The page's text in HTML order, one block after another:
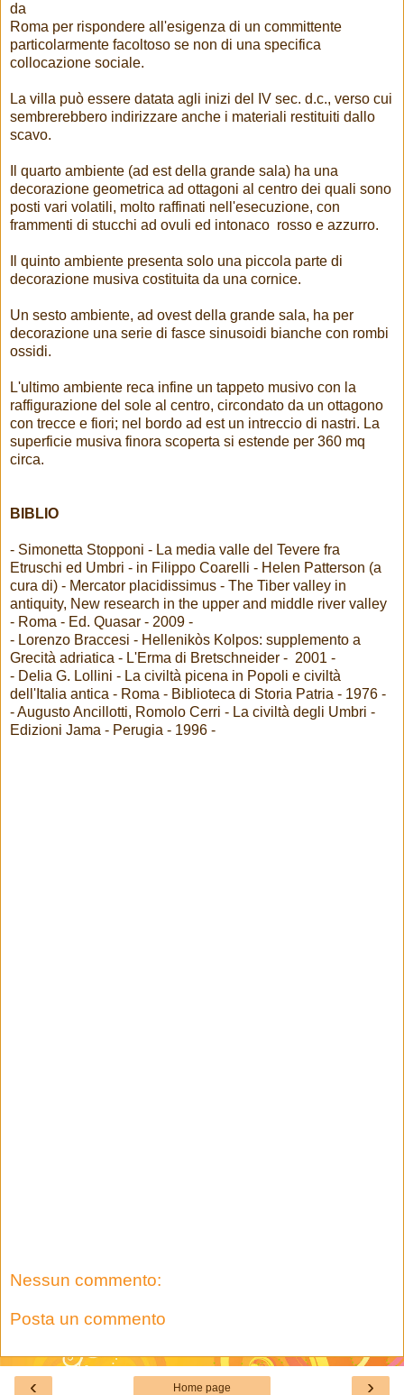
da
Roma per rispondere all'esigenza di un committente
particolarmente facoltoso se non di una specifica
collocazione sociale.
La villa può essere datata agli inizi del IV sec. d.c., verso cui
sembrerebbero indirizzare anche i materiali restituiti dallo
scavo.
Il quarto ambiente (ad est della grande sala) ha una
decorazione geometrica ad ottagoni al centro dei quali sono
posti vari volatili, molto raffinati nell'esecuzione, con
frammenti di stucchi ad ovuli ed intonaco rosso e azzurro.
Il quinto ambiente presenta solo una piccola parte di
decorazione musiva costituita da una cornice.
Un sesto ambiente, ad ovest della grande sala, ha per
decorazione una serie di fasce sinusoidi bianche con rombi
ossidi.
L'ultimo ambiente reca infine un tappeto musivo con la
raffigurazione del sole al centro, circondato da un ottagono
con trecce e fiori; nel bordo ad est un intreccio di nastri. La
superficie musiva finora scoperta si estende per 360 mq
circa.
BIBLIO
- Simonetta Stopponi - La media valle del Tevere fra
Etruschi ed Umbri - in Filippo Coarelli - Helen Patterson (a
cura di) - Mercator placidissimus - The Tiber valley in
antiquity, New research in the upper and middle river valley
- Roma - Ed. Quasar - 2009 -
- Lorenzo Braccesi - Hellenikòs Kolpos: supplemento a
Grecità adriatica - L'Erma di Bretschneider - 2001 -
- Delia G. Lollini - La civiltà picena in Popoli e civiltà
dell'Italia antica - Roma - Biblioteca di Storia Patria - 1976 -
- Augusto Ancillotti, Romolo Cerri - La civiltà degli Umbri -
Edizioni Jama - Perugia - 1996 -
Nessun commento:
Posta un commento
‹ ›
Home page